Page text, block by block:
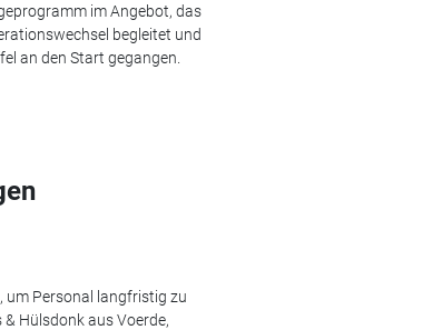
im Angebot, das
begleitet und
an den Start gegangen.
um Personal langfristig zu
Hülsdonk aus Voerde,